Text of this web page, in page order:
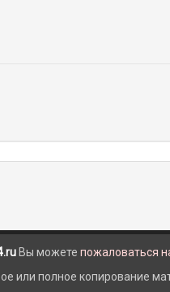
Вы можете пожаловаться
или полное копирование